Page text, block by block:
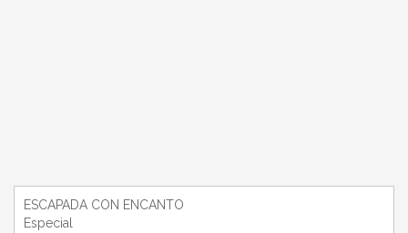
ESCAPADA CON ENCANTO
Especial